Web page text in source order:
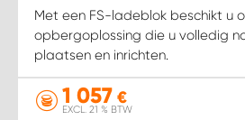
Met een FS-ladeblok beschikt u
opbergoplossing die u volledig
plaatsen en inrichten.
1 057 €
EXCL. 21 % BTW
WORK SYSTEM WILLEMSTAD
WORK SYSTEM ZIERIKZEE